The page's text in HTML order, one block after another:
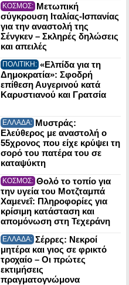
ΚΟΣΜΟΣ: Μετωπική
σύγκρουση Ιταλίας-Ισπανίας
για την αναστολή της
Σένγκεν – Σκληρές δηλώσεις
και απειλές
ΠΟΛΙΤΙΚΗ: «Ελπίδα για τη
Δημοκρατία»: Σφοδρή
επίθεση Αυγερινού κατά
Καρυστιανού και Γρατσία
ΕΛΛΑΔΑ: Μυστράς:
Ελεύθερος με αναστολή ο
55χρονος που είχε κρύψει τη
σορό του πατέρα του σε
καταψύκτη
ΚΟΣΜΟΣ: Θολό το τοπίο για
την υγεία του Μοτζταμπά
Χαμενεΐ: Πληροφορίες για
κρίσιμη κατάσταση και
απομόνωση στη Τεχεράνη
ΕΛΛΑΔΑ: Σέρρες: Νεκροί
μητέρα και γιος σε φρικτό
τροχαίο – Οι πρώτες
εκτιμήσεις
πραγματογνώμονα